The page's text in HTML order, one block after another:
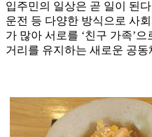
입주민의 일상은 곧 일이 된
운전 등 다양한 방식으로 사
가 많아 서로를 ‘친구 가족’
거리를 유지하는 새로운 공